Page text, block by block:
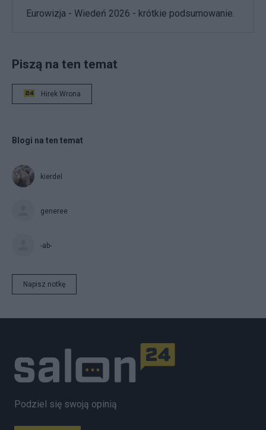
Eurowizja - Wiedeń 2026 - krótkie podsumowanie.
Piszą na ten temat
Hirek Wrona
Blogi na ten temat
kierdel
generee
-ab-
Napisz notkę
Podziel się swoją opinią